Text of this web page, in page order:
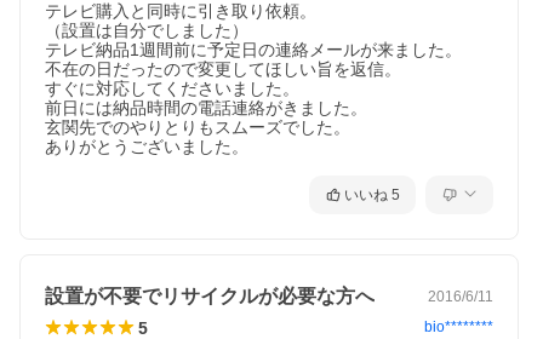
テレビ購入と同時に引き取り依頼。
（設置は自分でしました）
テレビ納品1週間前に予定日の連絡メールが来ました。
不在の日だったので変更してほしい旨を返信。
すぐに対応してくださいました。
前日には納品時間の電話連絡がきました。
玄関先でのやりとりもスムーズでした。
ありがとうございました。
いいね 5
設置が不要でリサイクルが必要な方へ 2016/6/11
5 bio********